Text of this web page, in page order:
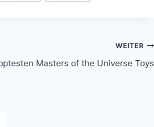
WEITER
Masters of the Universe Toys